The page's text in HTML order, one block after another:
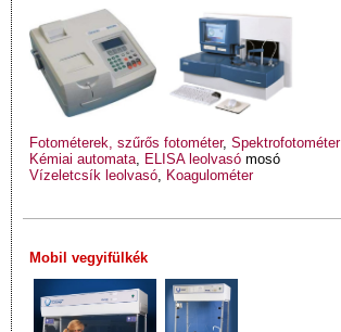
Fotométerek, szűrős fotométer, Spektrofotométer
Kémiai automata, ELISA leolvasó mosó
Vízeletcsík leolvasó, Koagulométer
Mobil vegyifülkék